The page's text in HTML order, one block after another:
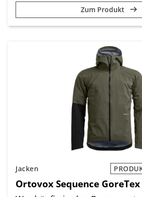
Zum Produkt
Jacken
Ortovox Sequence